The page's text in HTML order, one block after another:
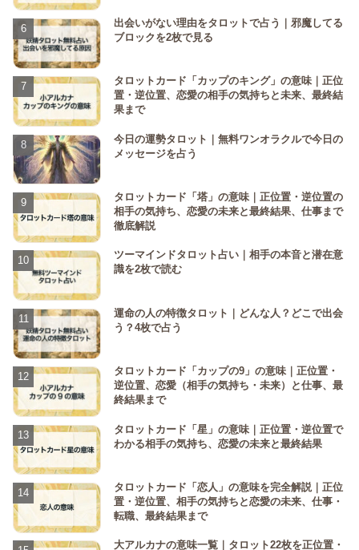
出会いがない理由をタロットで占う｜邪魔してる
ブロックを2枚で見る
タロットカード「カップのキング」の意味｜正位
置・逆位置、恋愛の相手の気持ちと未来、最終結
果まで
今日の運勢タロット｜無料ワンオラクルで今日の
メッセージを占う
タロットカード「塔」の意味｜正位置・逆位置の
相手の気持ち、恋愛の未来と最終結果、仕事まで
徹底解説
ツーマインドタロット占い｜相手の本音と潜在意
識を2枚で読む
運命の人の特徴タロット｜どんな人？どこで出会
う？4枚で占う
タロットカード「カップの9」の意味｜正位置・
逆位置、恋愛（相手の気持ち・未来）と仕事、最
終結果まで
タロットカード「星」の意味｜正位置・逆位置で
わかる相手の気持ち、恋愛の未来と最終結果
タロットカード「恋人」の意味を完全解説｜正位
置・逆位置、相手の気持ちと恋愛の未来、仕事・
転職、最終結果まで
大アルカナの意味一覧｜タロット22枚を正位置・